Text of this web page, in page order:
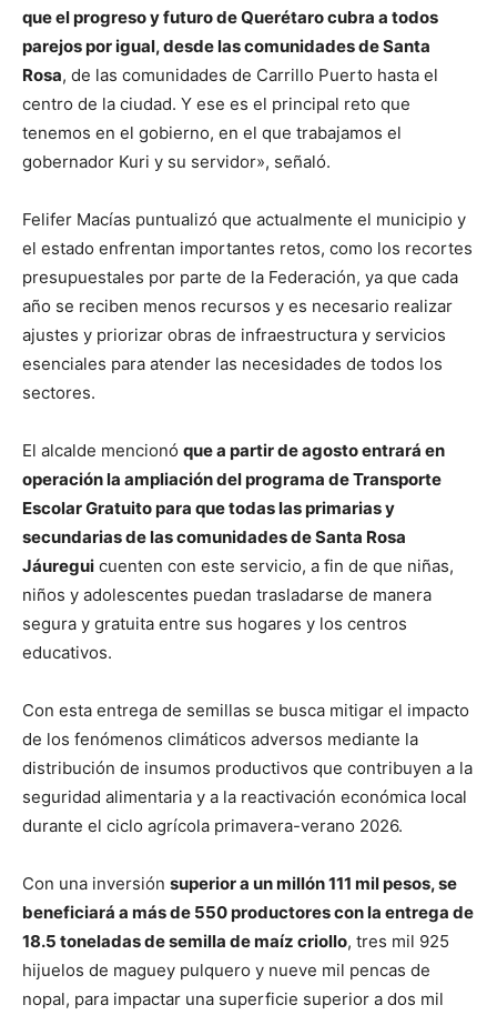
que el progreso y futuro de Querétaro cubra a todos
parejos por igual, desde las comunidades de Santa
Rosa, de las comunidades de Carrillo Puerto hasta el
centro de la ciudad. Y ese es el principal reto que
tenemos en el gobierno, en el que trabajamos el
gobernador Kuri y su servidor», señaló.
Felifer Macías puntualizó que actualmente el municipio y
el estado enfrentan importantes retos, como los recortes
presupuestales por parte de la Federación, ya que cada
año se reciben menos recursos y es necesario realizar
ajustes y priorizar obras de infraestructura y servicios
esenciales para atender las necesidades de todos los
sectores.
El alcalde mencionó que a partir de agosto entrará en
operación la ampliación del programa de Transporte
Escolar Gratuito para que todas las primarias y
secundarias de las comunidades de Santa Rosa
Jáuregui cuenten con este servicio, a fin de que niñas,
niños y adolescentes puedan trasladarse de manera
segura y gratuita entre sus hogares y los centros
educativos.
Con esta entrega de semillas se busca mitigar el impacto
de los fenómenos climáticos adversos mediante la
distribución de insumos productivos que contribuyen a la
seguridad alimentaria y a la reactivación económica local
durante el ciclo agrícola primavera-verano 2026.
Con una inversión superior a un millón 111 mil pesos, se
beneficiará a más de 550 productores con la entrega de
18.5 toneladas de semilla de maíz criollo, tres mil 925
hijuelos de maguey pulquero y nueve mil pencas de
nopal, para impactar una superficie superior a dos mil